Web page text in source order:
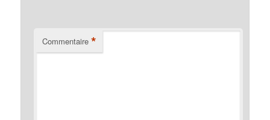
Commentaire *